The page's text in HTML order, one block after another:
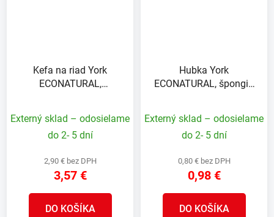
Kefa na riad York
ECONATURAL,
Externý sklad – odosielame
do 2- 5 dní
2,90 € bez DPH
3,57 €
DO KOŠÍKA
Hubka York
ECONATURAL, špongia
2 ks
Externý sklad – odosielame
do 2- 5 dní
0,80 € bez DPH
0,98 €
DO KOŠÍKA